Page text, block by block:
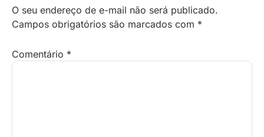
O seu endereço de e-mail não será publicado.
Campos obrigatórios são marcados com *
Comentário *